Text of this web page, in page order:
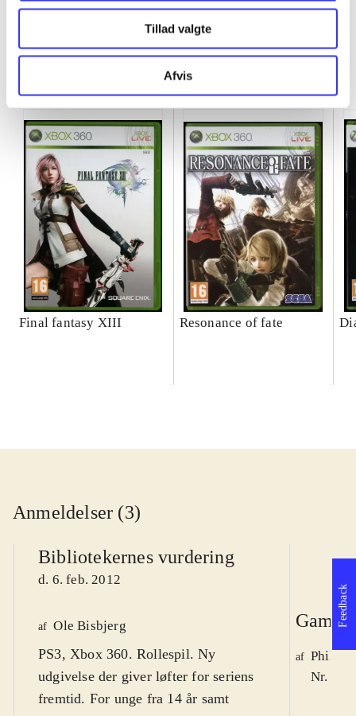
Tillad valgte
Afvis
Final fantasy XIII Resonance of fate
Anmeldelser (3)
Bibliotekernes vurdering
d. 6. feb. 2012
af Ole Bisbjerg
PS3, Xbox 360. Rollespil. Ny
udgivelse der giver løfter for seriens
fremtid. For unge fra 14 år samt
Game
af Philip
Nr.
Feedback